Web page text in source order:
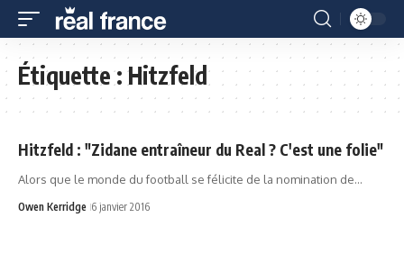
Étiquette :Hitzfeld
Hitzfeld : "Zidane entraîneur du Real ? C'est une folie"
Alors que le monde du football se félicite de la nomination de…
Owen Kerridge 6 janvier 2016